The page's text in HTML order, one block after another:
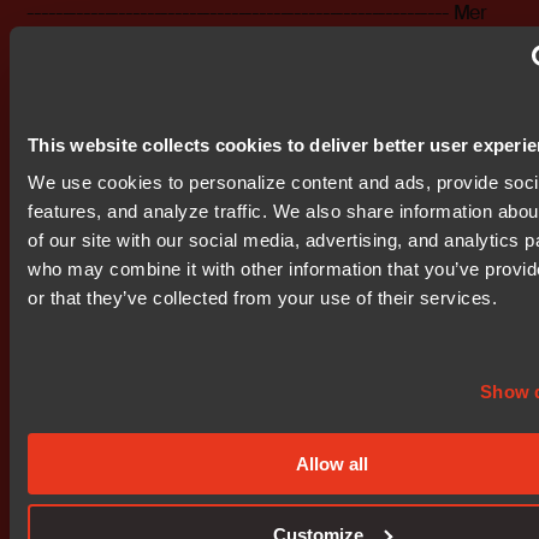
This website collects cookies to deliver better user
We use cookies to personalize content and ads, provide
features, and analyze traffic. We also share information
of our site with our social media, advertising, and analytics
who may combine it with other information that you’ve
or that they’ve collected from your use of their services.
Show
Allow all
Customize
------------------------------------------------------------ Mer
Bifogade filer
bit0001.doc